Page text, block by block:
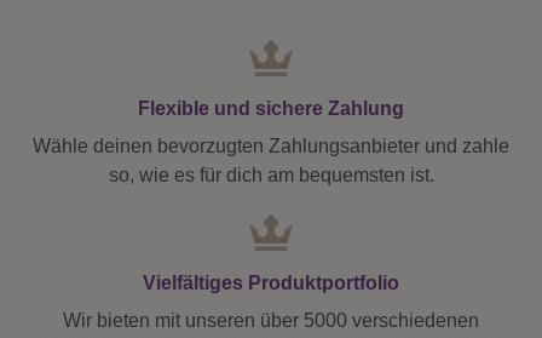
Flexible und sichere Zahlung
Wähle deinen bevorzugten Zahlungsanbieter und zahle
so, wie es für dich am bequemsten ist.
Vielfältiges Produktportfolio
Wir bieten mit unseren über 5000 verschiedenen